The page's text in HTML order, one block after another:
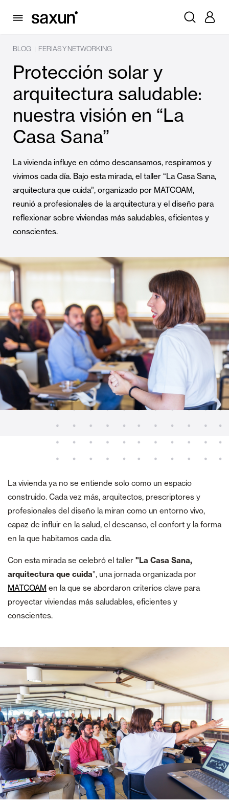
BLOG | FERIAS Y NETWORKING
Protección solar y
arquitectura saludable:
nuestra visión en “La
Casa Sana”
La vivienda influye en cómo descansamos, respiramos y
vivimos cada día. Bajo esta mirada, el taller “La Casa Sana,
arquitectura que cuida”, organizado por MATCOAM,
reunió a profesionales de la arquitectura y el diseño para
reflexionar sobre viviendas más saludables, eficientes y
conscientes.
La vivienda ya no se entiende solo como un espacio
construido. Cada vez más, arquitectos, prescriptores y
profesionales del diseño la miran como un entorno vivo,
capaz de influir en la salud, el descanso, el confort y la forma
en la que habitamos cada día.
Con esta mirada se celebró el taller "La Casa Sana,
arquitectura que cuida”, una jornada organizada por
MATCOAM en la que se abordaron criterios clave para
proyectar viviendas más saludables, eficientes y
conscientes.